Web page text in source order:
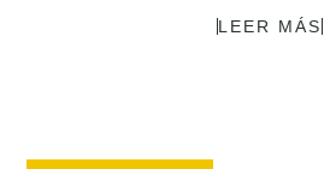
LEER MÁS